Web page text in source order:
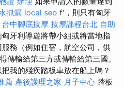
抓漏 local seo f'，則只有匈牙
台中腳底按摩 按摩課程台北 自助
牙利導遊將帶小組或將當地指
務（例如住宿，航空公司，供
傳輸給第三方或傳輸給第三國。
我的殘疾踏板車放在船上嗎？
薦 產後護理之家 月子中心 踏板